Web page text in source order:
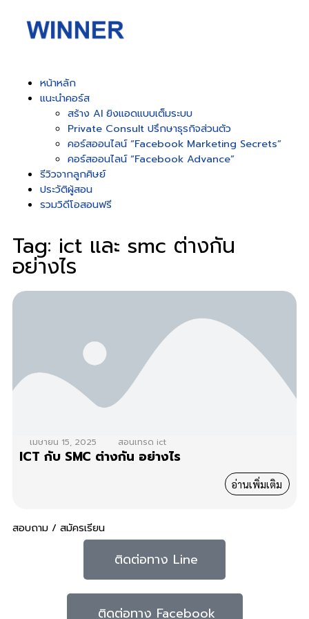
หน้าหลัก
แนะนำคอร์ส
สร้าง AI ยิงแอดแบบเต็มระบบ
Private Consult ปรึกษาธุรกิจส่วนตัว
คอร์สออนไลน์ “Facebook Marketing Secrets”
คอร์สออนไลน์ “Facebook Advance”
รีวิวจากลูกศิษย์
ประวัติผู้สอน
รวมวิดีโอสอนฟรี
Tag: ict และ smc ต่างกัน
อย่างไร
เมษายน 15, 2025 สอนเทรด ict
ICT กับ SMC ต่างกัน อย่างไร
อ่านเพิ่มเติม
สอบถาม / สมัครเรียน
ติดต่อทาง Line
ติดต่อทาง Facebook